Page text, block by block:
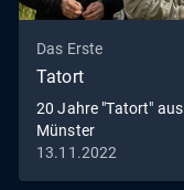
Das Erste
Tatort
20 Jahre "Tatort" aus
Münster
13.11.2022